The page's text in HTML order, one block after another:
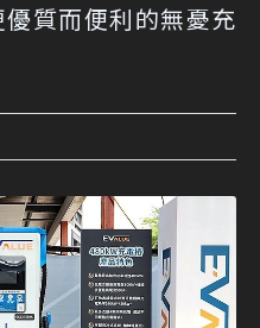
質而便利的無憂充